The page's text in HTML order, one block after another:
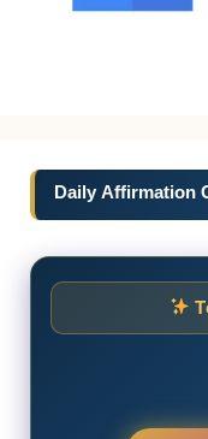
Daily Affirmation